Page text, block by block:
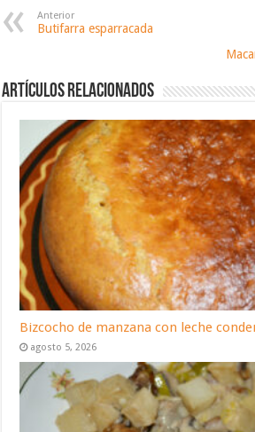
Anterior
Butifarra esparracada
Artículos relacionados
Bizcocho de manzana con leche
agosto 5, 2026